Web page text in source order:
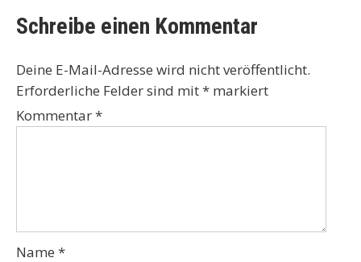
Schreibe einen Kommentar
Deine E-Mail-Adresse wird nicht veröffentlicht.
Erforderliche Felder sind mit* markiert
Kommentar*
Name *